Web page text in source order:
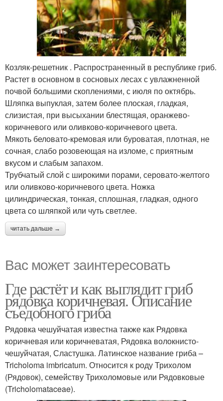
Козляк-решетник . Распространенный в республике гриб.
Растет в основ­ном в сосновых лесах с увлажненной
почвой большими скоплениями, с июля по октябрь.
Шляпка выпуклая, затем более плоская, гладкая,
слизистая, при высыхании блестящая, оранжево-
коричневого или оливково-коричневого цвета.
Мякоть беловато-кремовая или буроватая, плотная, не
сочная, сла­бо розовеющая на изломе, с приятным
вкусом и слабым запахом.
Трубча­тый слой с широкими порами, серовато-желтого
или оливково-коричне­вого цвета. Ножка
цилиндрическая, тонкая, сплошная, гладкая, одного
цвета со шляпкой или чуть светлее.
читать дальше →
Вас может заинтересовать
Где растёт и как выглядит гриб
рядовка коричневая. Описание
съедобного гриба
Рядовка чешуйчатая известна также как Рядовка
коричневая или коричневатая, Рядовка волокнисто-
чешуйчатая, Сластушка. Латинское название гриба –
Tricholoma imbricatum. Относится к роду Трихолом
(Рядовок), семейству Трихоломовые или Рядовковые
(Tricholomataceae).